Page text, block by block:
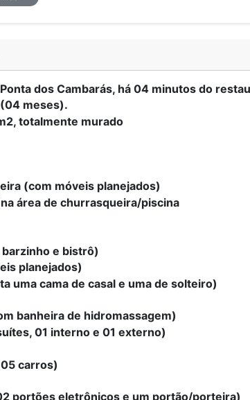
dos Cambarás, há 04 minutos do
meses).
totalmente murado
(com móveis planejados)
área de churrasqueira/piscina
e bistrô)
planejados)
uma cama de casal e uma de solteiro)
banheira de hidromassagem)
01 interno e 01 externo)
carros)
portões eletrônicos e um portão/porteira)